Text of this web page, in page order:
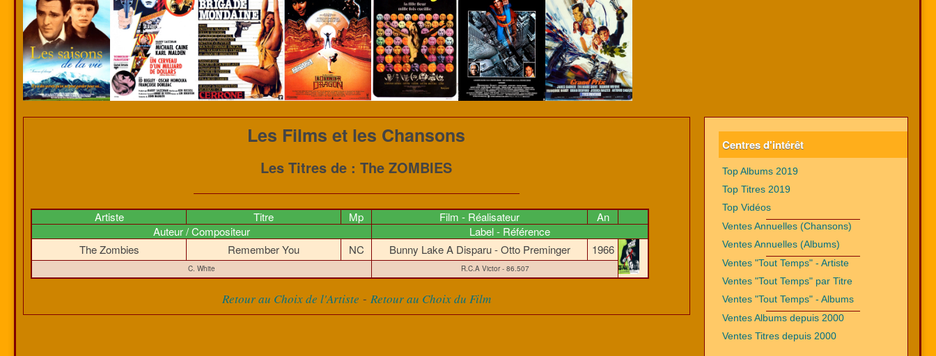
Les Films et les Chansons
Les Titres de : The ZOMBIES
Artiste Titre Mp Film - Réalisateur
An
Auteur / Compositeur
Label - Référence
The Zombies
Remember You NC Bunny Lake A Disparu - Otto Preminger 1966
C. White R.C.A Victor - 86.507
Retour au Choix de l'Artiste - Retour au Choix du Film
Centres d'intérêt
Top Albums 2019
Top Titres 2019
Top Vidéos
Ventes Annuelles (Chansons)
Ventes Annuelles (Albums)
Ventes "Tout Temps" - Artiste
Ventes "Tout Temps" par Titre
Ventes "Tout Temps" - Albums
Ventes Albums depuis 2000
Ventes Titres depuis 2000